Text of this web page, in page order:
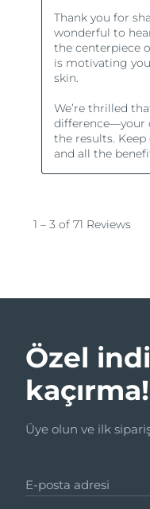
Özel
kaçırma!
Üye olun ve ilk
E-posta adresi